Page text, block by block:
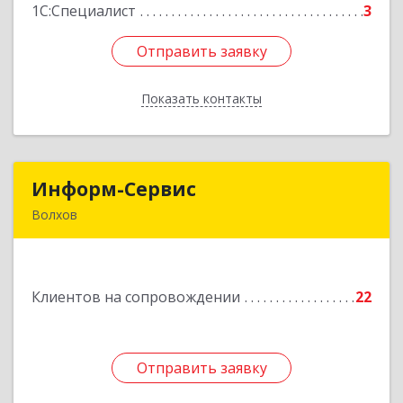
1С:Специалист
3
Отправить заявку
Показать контакты
Отправить заявку
Назад
Информ-Сервис
Волхов
Клиентов на сопровождении 22
Отправить заявку
Подробнее
Отправить заявку